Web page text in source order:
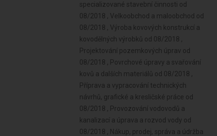
specializované stavební činnosti od
08/2018 , Velkoobchod a maloobchod od
08/2018 , Výroba kovových konstrukcí a
kovodělných výrobků od 08/2018 ,
Projektování pozemkových úprav od
08/2018 , Povrchové úpravy a svařování
kovů a dalších materiálů od 08/2018 ,
Příprava a vypracování technických
návrhů, grafické a kresličské práce od
08/2018 , Provozování vodovodů a
kanalizací a úprava a rozvod vody od
08/2018 , Nákup, prodej, správa a údržba